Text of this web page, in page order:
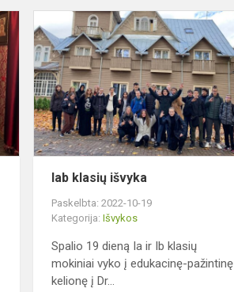
Juozo
Tumo-
Vaižganto
memorialinį
butą-
muziejų
Iab klasių išvyka
Paskelbta: 2022-10-19
Kategorija:Išvykos
Spalio 19 dieną Ia ir Ib klasių
mokiniai vyko į edukacinę-pažintinę
kelionę į Dr...